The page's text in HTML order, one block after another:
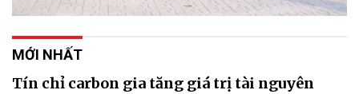
MỚI NHẤT
Tín chỉ carbon gia tăng giá trị tài nguyên